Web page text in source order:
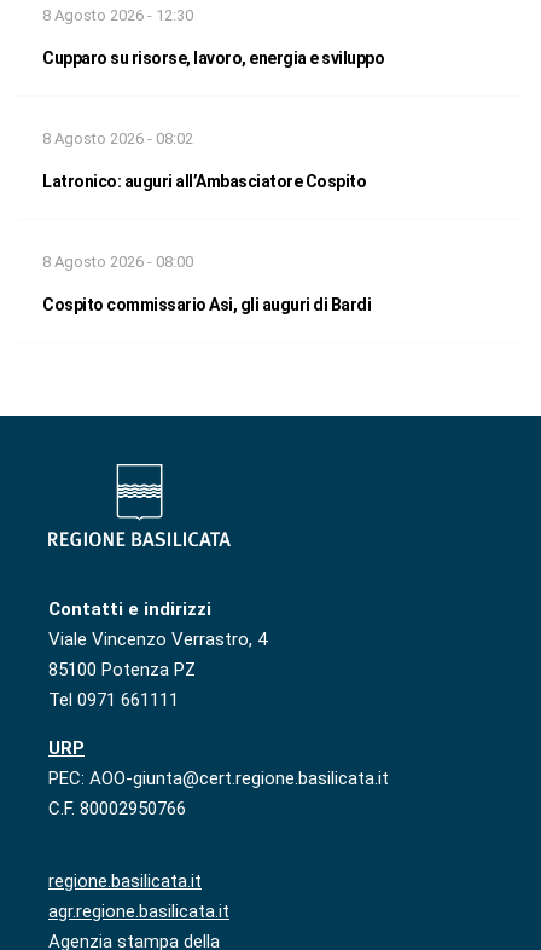
8 Agosto 2026 - 12:30
Cupparo su risorse, lavoro, energia e sviluppo
8 Agosto 2026 - 08:02
Latronico: auguri all’Ambasciatore Cospito
8 Agosto 2026 - 08:00
Cospito commissario Asi, gli auguri di Bardi
Contatti e indirizzi
Viale Vincenzo Verrastro, 4
85100 Potenza PZ
Tel 0971 661111
URP
PEC: AOO-giunta@cert.regione.basilicata.it
C.F. 80002950766
regione.basilicata.it
agr.regione.basilicata.it
Agenzia stampa della